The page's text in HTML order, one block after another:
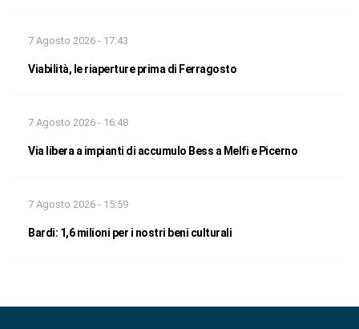
7 Agosto 2026 - 17:43
Viabilità, le riaperture prima di Ferragosto
7 Agosto 2026 - 16:48
Via libera a impianti di accumulo Bess a Melfi e Picerno
7 Agosto 2026 - 15:59
Bardi: 1,6 milioni per i nostri beni culturali